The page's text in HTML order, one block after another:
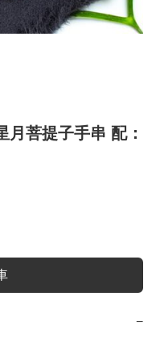
菩提子手串 配：
−